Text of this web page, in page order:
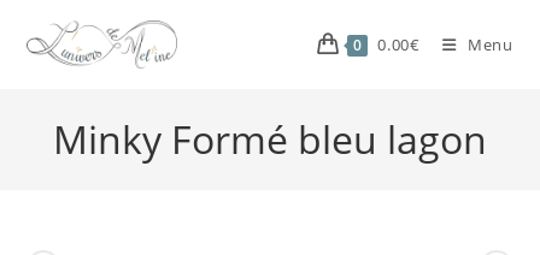
0 0.00€ Menu
Minky Formé bleu lagon